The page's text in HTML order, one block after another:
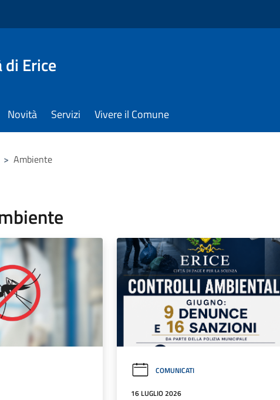
di Erice
Novità Servizi Vivere il Comune
> Ambiente
COMUNICATI
16 LUGLIO 2026